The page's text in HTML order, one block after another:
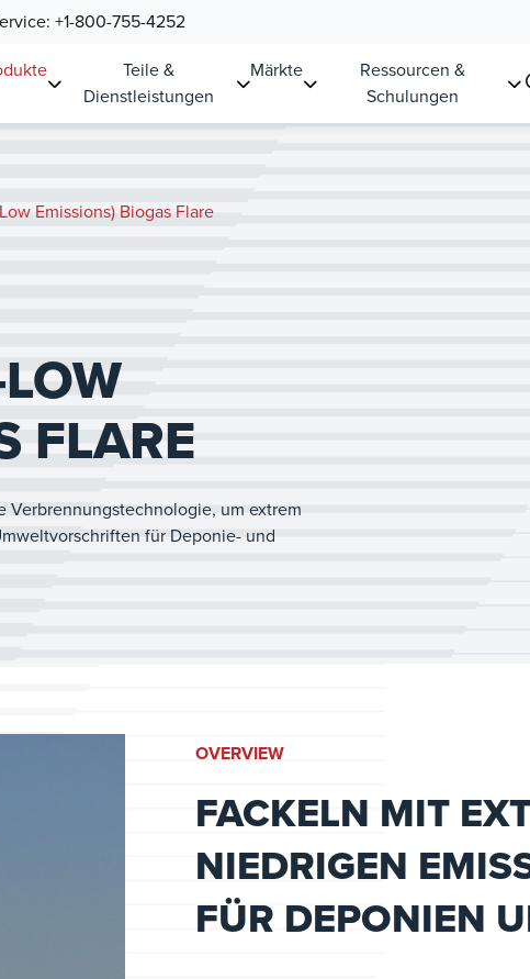
+1-800-755-4252
Teile &
Dienstleistungen
Märkte
Ressourcen &
Schulungen
Emissions) Biogas Flare
FLARE
Verbrennungstechnologie, um extrem
für Deponie- und
OVERVIEW
FACKELN MIT
NIEDRIGEN
FÜR DEPONIEN